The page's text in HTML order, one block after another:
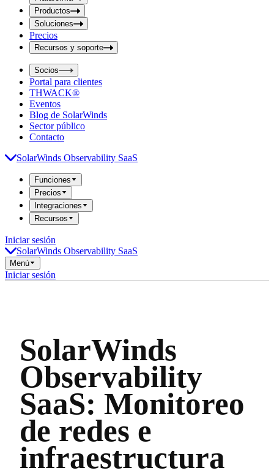
t
S
e
a
r
c
h
b
o
x
Productos
Soluciones
Precios
Recursos y soporte
Socios
Portal para clientes
THWACK®
Eventos
Blog de SolarWinds
Sector público
Contacto
SolarWinds Observability SaaS
Funciones
Precios
Integraciones
Recursos
Iniciar sesión
SolarWinds Observability SaaS
Menú
Iniciar sesión
SolarWinds
Observability
SaaS: Monitoreo
de redes e
infraestructura